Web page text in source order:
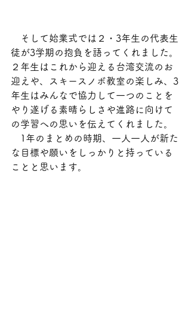
そして始業式では２・3年生の代表生
徒が3学期の抱負を語ってくれました。
２年生はこれから迎える台湾交流のお
迎えや、スキースノボ教室の楽しみ、3
年生はみんなで協力して一つのことを
やり遂げる素晴らしさや進路に向けて
の学習への思いを伝えてくれました。
1年のまとめの時期、一人一人が新た
な目標や願いをしっかりと持っている
ことと思います。